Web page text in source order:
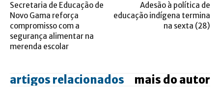
Secretaria de Educação de
Novo Gama reforça
compromisso com a
segurança alimentar na
merenda escolar
Adesão à política de
educação indígena termina
na sexta (28)
artigos relacionados mais do autor